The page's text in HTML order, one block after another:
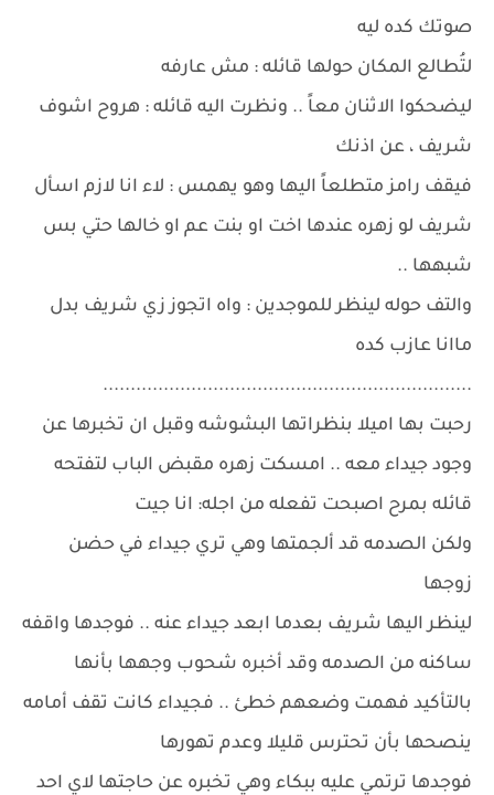
صوتك كده ليه
لتُطالع المكان حولها قائله : مش عارفه
ليضحكوا الاثنان معاً .. ونظرت اليه قائله : هروح اشوف
شريف ، عن اذنك
فيقف رامز متطلعاً اليها وهو يهمس : لاء انا لازم اسأل
شريف لو زهره عندها اخت او بنت عم او خالها حتي بس
شبهها ..
والتف حوله لينظر للموجدين : واه اتجوز زي شريف بدل
ماانا عازب كده
...................................................................
رحبت بها اميلا بنظراتها البشوشه وقبل ان تخبرها عن
وجود جيداء معه .. امسكت زهره مقبض الباب لتفتحه
قائله بمرح اصبحت تفعله من اجله: انا جيت
ولكن الصدمه قد ألجمتها وهي تري جيداء في حضن
زوجها
لينظر اليها شريف بعدما ابعد جيداء عنه .. فوجدها واقفه
ساكنه من الصدمه وقد أخبره شحوب وجهها بأنها
بالتأكيد فهمت وضعهم خطئ .. فجيداء كانت تقف أمامه
ينصحها بأن تحترس قليلا وعدم تهورها
فوجدها ترتمي عليه ببكاء وهي تخبره عن حاجتها لاي احد